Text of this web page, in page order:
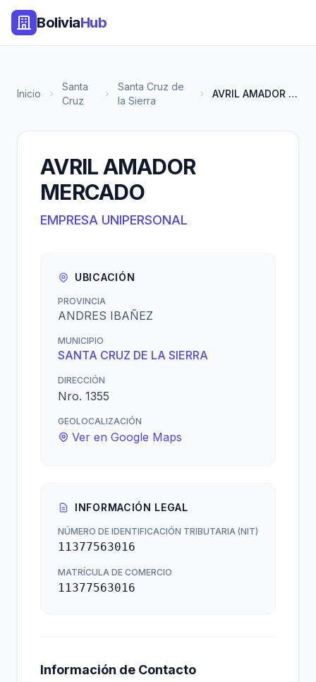
BoliviaHub
Inicio
Santa
Cruz
Santa Cruz de
la Sierra
AVRIL AMADOR MERCADO
AVRIL AMADOR
MERCADO
EMPRESA UNIPERSONAL
UBICACIÓN
PROVINCIA
ANDRES IBAÑEZ
MUNICIPIO
SANTA CRUZ DE LA SIERRA
DIRECCIÓN
Nro. 1355
GEOLOCALIZACIÓN
Ver en Google Maps
INFORMACIÓN LEGAL
NÚMERO DE IDENTIFICACIÓN TRIBUTARIA (NIT)
11377563016
MATRÍCULA DE COMERCIO
11377563016
Información de Contacto